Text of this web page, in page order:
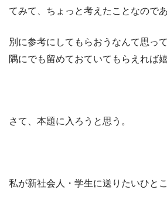
てみて、ちょっと考えたことなのであ
別に参考にしてもらおうなんて思っ
隅にでも留めておていてもらえれば嬉
さて、本題に入ろうと思う。
私が新社会人・学生に送りたいひとこ